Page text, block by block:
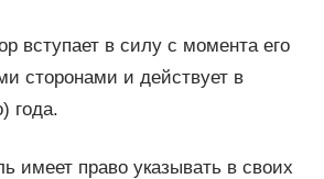
вступает в силу с момента его
сторонами и действует в
года.
имеет право указывать в своих